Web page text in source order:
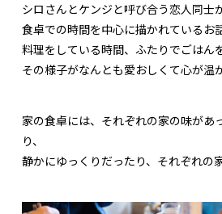
シロさんとケンジと呼び合う恋人同士
食卓での時間を中心に描かれているお
料理をしている時間、ふたりでごはん
その様子がなんとも愛おしくて心が温
家の食卓には、それぞれの家の味があ
り、
静かにゆっくりだったり、それぞれの